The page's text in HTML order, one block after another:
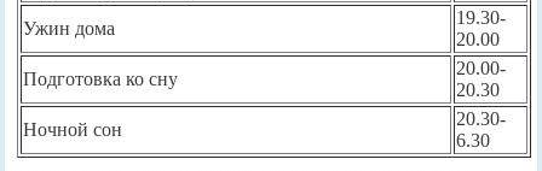
Ужин дома
19.30-
20.00
Подготовка ко сну
20.00-
20.30
Ночной сон
20.30-
6.30